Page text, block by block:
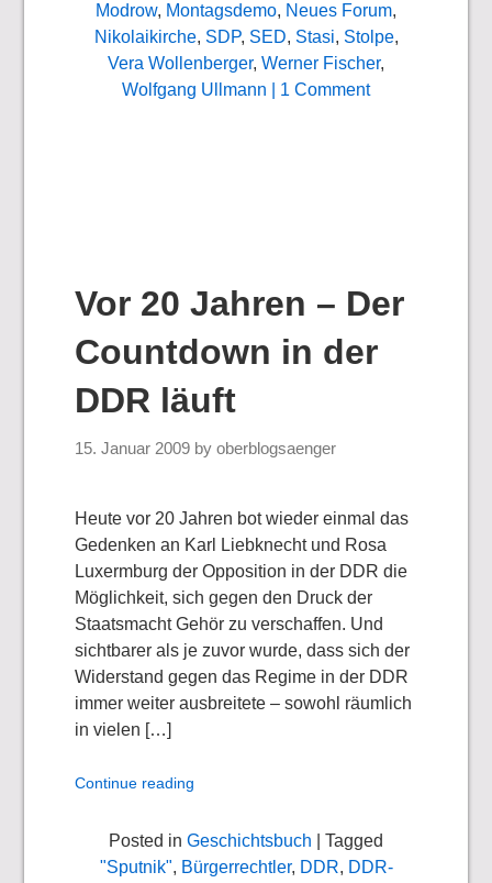
Modrow, Montagsdemo, Neues Forum,
Nikolaikirche, SDP, SED, Stasi, Stolpe,
Vera Wollenberger, Werner Fischer,
Wolfgang Ullmann | 1 Comment
Vor 20 Jahren – Der
Countdown in der
DDR läuft
15. Januar 2009 byoberblogsaenger
Heute vor 20 Jahren bot wieder einmal das
Gedenken an Karl Liebknecht und Rosa
Luxermburg der Opposition in der DDR die
Möglichkeit, sich gegen den Druck der
Staatsmacht Gehör zu verschaffen. Und
sichtbarer als je zuvor wurde, dass sich der
Widerstand gegen das Regime in der DDR
immer weiter ausbreitete – sowohl räumlich
in vielen […]
Continue reading
Posted in Geschichtsbuch | Tagged
"Sputnik", Bürgerrechtler, DDR, DDR-